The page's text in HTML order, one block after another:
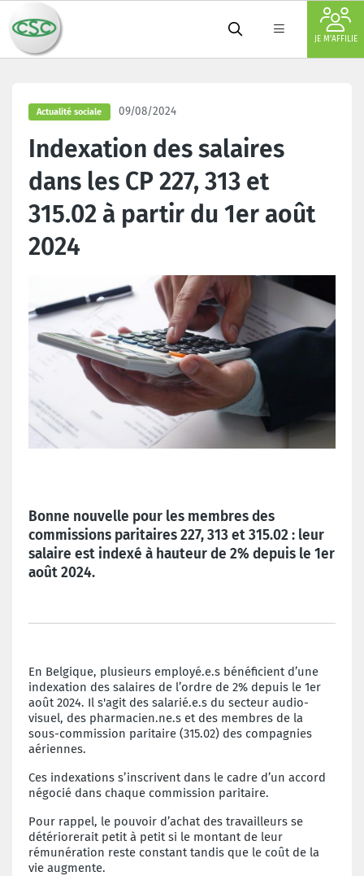
JE M'AFFILIE
Actualité sociale 09/08/2024
Indexation des salaires
dans les CP 227, 313 et
315.02 à partir du 1er août
2024
Bonne nouvelle pour les membres des
commissions paritaires 227, 313 et 315.02 : leur
salaire est indexé à hauteur de 2% depuis le 1er
août 2024.
En Belgique, plusieurs employé.e.s bénéficient d’une
indexation des salaires de l’ordre de 2% depuis le 1er
août 2024. Il s'agit des salarié.e.s du secteur audio-
visuel, des pharmacien.ne.s et des membres de la
sous-commission paritaire (315.02) des compagnies
aériennes.
Ces indexations s’inscrivent dans le cadre d’un accord
négocié dans chaque commission paritaire.
Pour rappel, le pouvoir d’achat des travailleurs se
détériorerait petit à petit si le montant de leur
rémunération reste constant tandis que le coût de la
vie augmente.